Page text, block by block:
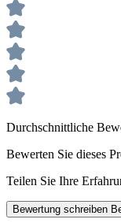
Durchschnittliche
Bewerten Sie dieses
Teilen Sie Ihre
Bewertung schreiben